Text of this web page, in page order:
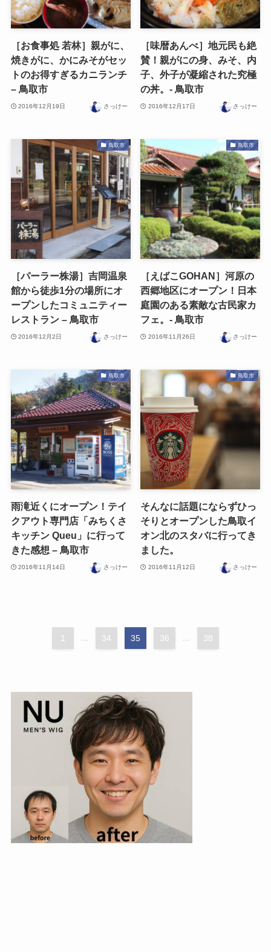
［お食事処 若林］親がに、
焼きがに、かにみそがセッ
トのお得すぎるカニランチ
– 鳥取市
2016年12月19日 さっけー
［味暦あんべ］地元民も絶
賛！親がにの身、みそ、内
子、外子が凝縮された究極
の丼。- 鳥取市
2016年12月17日 さっけー
鳥取市
［パーラー株湯］吉岡温泉
館から徒歩1分の場所にオ
ープンしたコミュニティー
レストラン – 鳥取市
2016年12月2日 さっけー
鳥取市
［えばこGOHAN］河原の
西郷地区にオープン！日本
庭園のある素敵な古民家カ
フェ。- 鳥取市
2016年11月26日 さっけー
鳥取市
雨滝近くにオープン！テイ
クアウト専門店「みちくさ
キッチン Queu」に行って
きた感想 – 鳥取市
2016年11月14日 さっけー
鳥取市
そんなに話題にならずひっ
そりとオープンした鳥取イ
オン北のスタバに行ってき
ました。
2016年11月12日 さっけー
1 ... 34 35 36 ... 38